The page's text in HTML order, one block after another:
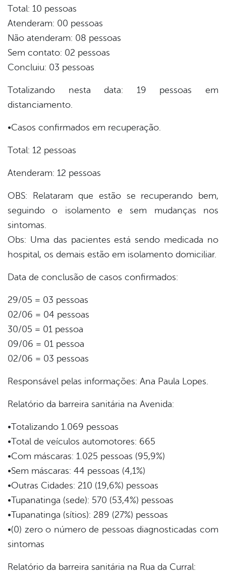
Total: 10 pessoas
Atenderam: 00 pessoas
Não atenderam: 08 pessoas
Sem contato: 02 pessoas
Concluiu: 03 pessoas
Totalizando nesta data: 19 pessoas em
distanciamento.
•Casos confirmados em recuperação.
Total: 12 pessoas
Atenderam: 12 pessoas
OBS: Relataram que estão se recuperando bem,
seguindo o isolamento e sem mudanças nos
sintomas.
Obs: Uma das pacientes está sendo medicada no
hospital, os demais estão em isolamento domiciliar.
Data de conclusão de casos confirmados:
29/05 = 03 pessoas
02/06 = 04 pessoas
30/05 = 01 pessoa
09/06 = 01 pessoa
02/06 = 03 pessoas
Responsável pelas informações: Ana Paula Lopes.
Relatório da barreira sanitária na Avenida:
•Totalizando 1.069 pessoas
•Total de veículos automotores: 665
•Com máscaras: 1.025 pessoas (95,9%)
•Sem máscaras: 44 pessoas (4,1%)
•Outras Cidades: 210 (19,6%) pessoas
•Tupanatinga (sede): 570 (53,4%) pessoas
•Tupanatinga (sítios): 289 (27%) pessoas
•(0) zero o número de pessoas diagnosticadas com
sintomas
Relatório da barreira sanitária na Rua da Curral: